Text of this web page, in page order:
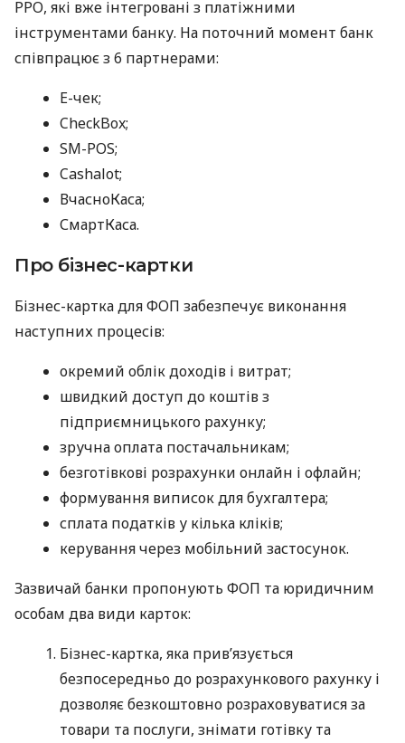
РРО, які вже інтегровані з платіжними
інструментами банку. На поточний момент банк
співпрацює з 6 партнерами:
E-чек;
CheckBox;
SM-POS;
Cashalot;
ВчасноКаса;
СмартКаса.
Про бізнес-картки
Бізнес-картка для ФОП забезпечує виконання
наступних процесів:
окремий облік доходів і витрат;
швидкий доступ до коштів з
підприємницького рахунку;
зручна оплата постачальникам;
безготівкові розрахунки онлайн і офлайн;
формування виписок для бухгалтера;
сплата податків у кілька кліків;
керування через мобільний застосунок.
Зазвичай банки пропонують ФОП та юридичним
особам два види карток:
Бізнес-картка, яка прив’язується
безпосередньо до розрахункового рахунку і
дозволяє безкоштовно розраховуватися за
товари та послуги, знімати готівку та